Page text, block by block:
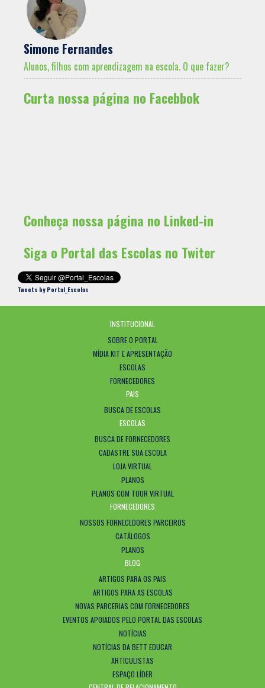
Simone Fernandes
Alunos, filhos com aprendizagem na escola. O que fazer?
Curta nossa página no Facebbok
Conheça nossa página no Linked-in
Siga o Portal das Escolas no Twiter
Tweets by Portal_Escolas
INSTITUCIONAL
SOBRE O PORTAL
MÍDIA KIT E APRESENTAÇÃO
ESCOLAS
FORNECEDORES
PAIS
BUSCA DE ESCOLAS
ESCOLAS
BUSCA DE FORNECEDORES
CADASTRE SUA ESCOLA
LOJA VIRTUAL
PLANOS
PLANOS COM TOUR VIRTUAL
FORNECEDORES
NOSSOS FORNECEDORES PARCEIROS
CATÁLOGOS
PLANOS
BLOG
ARTIGOS PARA OS PAIS
ARTIGOS PARA AS ESCOLAS
NOVAS PARCERIAS COM FORNECEDORES
EVENTOS APOIADOS PELO PORTAL DAS ESCOLAS
NOTÍCIAS
NOTÍCIAS DA BETT EDUCAR
ARTICULISTAS
ESPAÇO LÍDER